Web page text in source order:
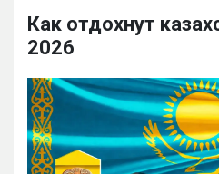
Как отдохнут
2026